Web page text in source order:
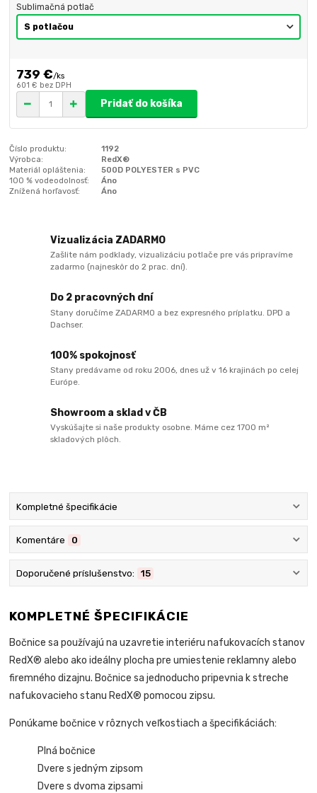
Sublimačná potlač
739 €/ks
601 € bez DPH
Pridať do košíka
Číslo produktu:
1192
Výrobca:
RedX®
Materiál opláštenia:
500D POLYESTER s PVC
100 % vodeodolnosť:
Áno
Znížená horľavosť:
Áno
Vizualizácia ZADARMO
Zašlite nám podklady, vizualizáciu potlače pre vás pripravíme
zadarmo (najneskôr do 2 prac. dní).
Do 2 pracovných dní
Stany doručíme ZADARMO a bez expresného príplatku. DPD a
Dachser.
100% spokojnosť
Stany predávame od roku 2006, dnes už v 16 krajinách po celej
Európe.
Showroom a sklad v ČB
Vyskúšajte si naše produkty osobne. Máme cez 1700 m²
skladových plôch.
Kompletné špecifikácie
Komentáre 0
Doporučené príslušenstvo: 15
KOMPLETNÉ ŠPECIFIKÁCIE
Bočnice sa používajú na uzavretie interiéru nafukovacích stanov
RedX® alebo ako ideálny plocha pre umiestenie reklamny alebo
firemného dizajnu. Bočnice sa jednoducho pripevnia k streche
nafukovacieho stanu RedX® pomocou zipsu.
Ponúkame bočnice v rôznych veľkostiach a špecifikáciách:
Plná bočnice
Dvere s jedným zipsom
Dvere s dvoma zipsami